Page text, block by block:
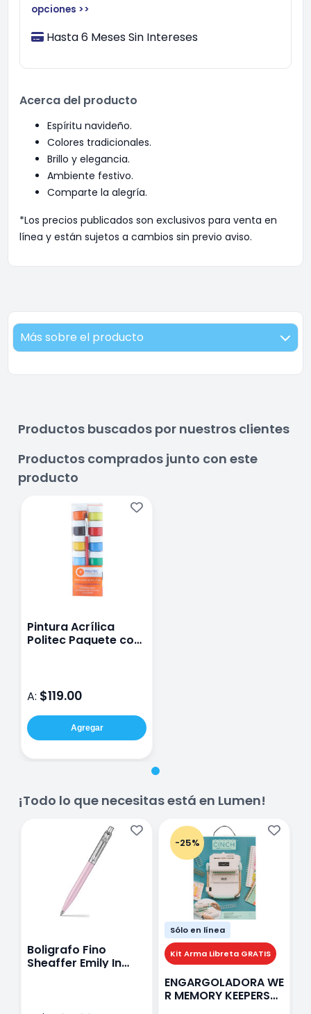
opciones >>
Hasta 6 Meses Sin Intereses
Acerca del producto
Espíritu navideño.
Colores tradicionales.
Brillo y elegancia.
Ambiente festivo.
Comparte la alegría.
*Los precios publicados son exclusivos para venta en
línea y están sujetos a cambios sin previo aviso.
Más sobre el producto
Productos buscados por nuestros clientes
Productos comprados junto con este
producto
Pintura Acrílica
Politec Paquete con
A: $119.00
Agregar
¡Todo lo que necesitas está en Lumen!
Boligrafo Fino
Sheaffer Emily In
-25%
Sólo en línea
Kit Arma Libreta GRATIS
ENGARGOLADORA WE
R MEMORY KEEPERS